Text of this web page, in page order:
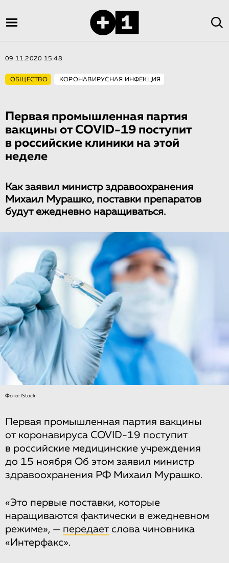
09.11.2020 15:48
ОБЩЕСТВО КОРОНАВИРУСНАЯ ИНФЕКЦИЯ
Первая промышленная партия
вакцины от COVID-19 поступит
в российские клиники на этой
неделе
Как заявил министр здравоохранения
Михаил Мурашко, поставки препаратов
будут ежедневно наращиваться.
Фото: IStock
Первая промышленная партия вакцины
от коронавируса COVID-19 поступит
в российские медицинские учреждения
до 15 ноября Об этом заявил министр
здравоохранения РФ Михаил Мурашко.
«Это первые поставки, которые
наращиваются фактически в ежедневном
режиме», — передает слова чиновника
«Интерфакс».